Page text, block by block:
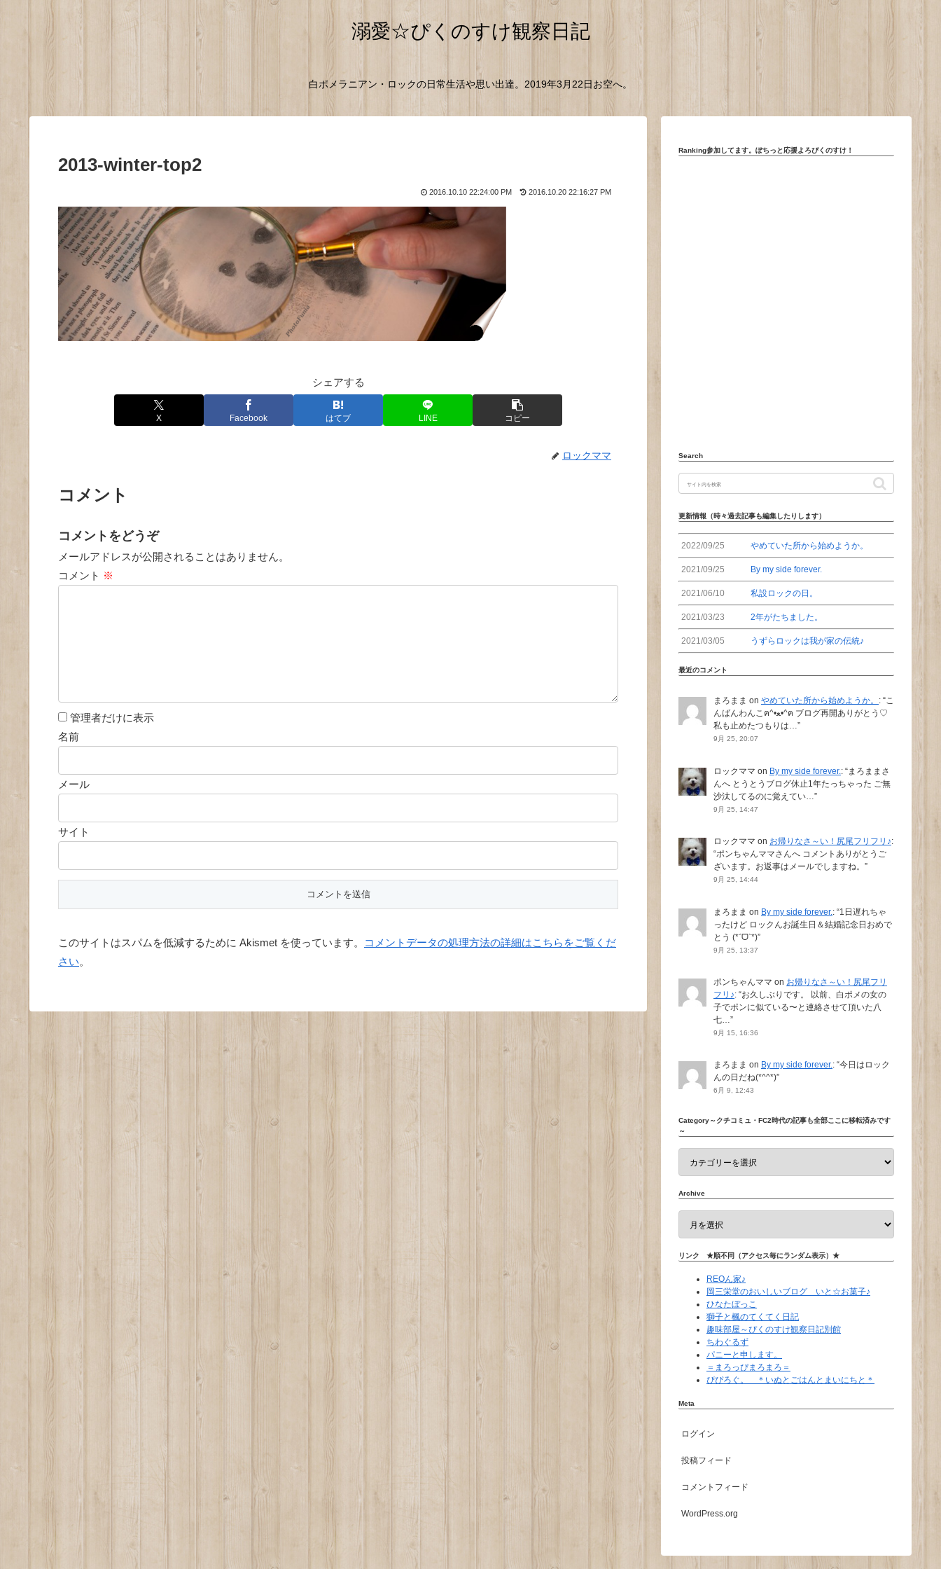
溺愛☆ぴくのすけ観察日記
白ポメラニアン・ロックの日常生活や思い出達。2019年3月22日お空へ。
2013-winter-top2
2016.10.10 22:24:00 PM 2016.10.20 22:16:27 PM
シェアする
X Facebook はてブ LINE コピー
ロックママ
コメント
コメントをどうぞ
メールアドレスが公開されることはありません。
コメント ※
管理者だけに表示
名前
メール
サイト
このサイトはスパムを低減するために Akismet を使っています。
コメントデータの処理方法の詳細はこちらをご覧くだ
さい。
Ranking参加してます。ぽちっと応援よろぴくのすけ！
Search
更新情報（時々過去記事も編集したりします）
2022/09/25 やめていた所から始めようか。
2021/09/25 By my side forever.
2021/06/10 私設ロックの日。
2021/03/23 2年がたちました。
2021/03/05 うずらロックは我が家の伝統♪
最近のコメント
まろまま on やめていた所から始めようか。 : “こ
んばんわんこฅ^•ﻌ•^ฅ ブログ再開ありがとう♡
私も止めたつもりは…”
9月 25, 20:07
ロックママ on By my side forever. : “まろままさ
んへ とうとうブログ休止1年たっちゃった ご無
沙汰してるのに覚えてい… ”
9月 25, 14:47
ロックママ on お帰りなさ～い！尻尾フリフリ♪:
“ポンちゃんママさんへ コメントありがとうご
ざいます。お返事はメールでしますね。 ”
9月 25, 14:44
まろまま on By my side forever. : “1日遅れちゃ
ったけど ロックんお誕生日＆結婚記念日おめで
とう (*ˊᗜˋ*)”
9月 25, 13:37
ポンちゃんママ on お帰りなさ～い！尻尾フリ
フリ♪: “お久しぶりです。 以前、白ポメの女の
子でポンに似ている〜と連絡させて頂いた八
七…”
9月 15, 16:36
まろまま on By my side forever.: “今日はロック
んの日だね(*^^*)”
6月 9, 12:43
Category～クチコミュ・FC2時代の記事も全部ここに移転済みです
～
Archive
リンク ★順不同（アクセス毎にランダム表示）★
REOん家♪
岡三栄堂のおいしいブログ いと☆お菓子♪
ひなたぼっこ
獅子と楓のてくてく日記
趣味部屋～ぴくのすけ観察日記別館
ちわぐるず
パニーと申します。
＝まろっぴまろまろ＝
ぴぴろぐ。 ＊いぬとごはんとまいにちと＊
Meta
ログイン
投稿フィード
コメントフィード
WordPress.org